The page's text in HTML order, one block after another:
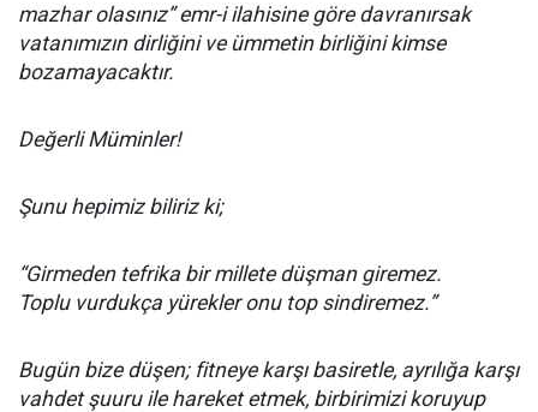
mazhar olasınız” emr-i ilahisine göre davranırsak
vatanımızın dirliğini ve ümmetin birliğini kimse
bozamayacaktır.
Değerli Müminler!
Şunu hepimiz biliriz ki;
“Girmeden tefrika bir millete düşman giremez.
Toplu vurdukça yürekler onu top sindiremez.”
Bugün bize düşen; fitneye karşı basiretle, ayrılığa karşı
vahdet şuuru ile hareket etmek, birbirimizi koruyup